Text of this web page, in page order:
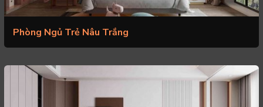
Phòng Ngủ Trẻ Nâu Trắng